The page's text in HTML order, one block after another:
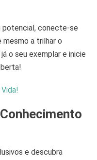
potencial, conecte-se
mesmo a trilhar o
o seu exemplar e inicie
e descubra